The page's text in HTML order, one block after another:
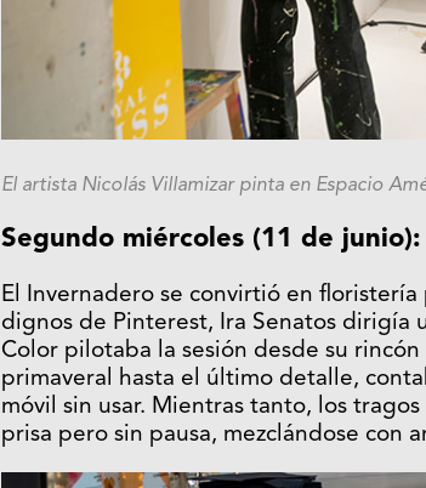
El artista Nicolás Villamizar pinta en Espacio
Segundo miércoles (11 de
El Invernadero se convirtió en
dignos de Pinterest, Ira Senatos
Color pilotaba la sesión desde su
primaveral hasta el último detalle,
móvil sin usar. Mientras tanto, los
prisa pero sin pausa, mezclándose con